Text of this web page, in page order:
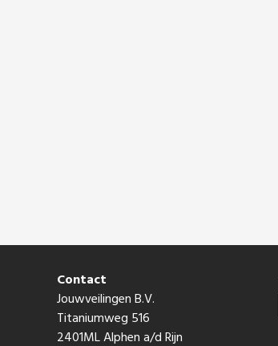
Contact
Jouwveilingen B.V.
Titaniumweg 516
2401ML Alphen a/d Rijn